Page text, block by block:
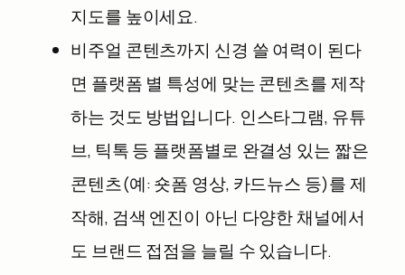
지도를 높이세요.
비주얼 콘텐츠까지 신경 쓸 여력이 된다
면 플랫폼 별 특성에 맞는 콘텐츠를 제작
하는 것도 방법입니다. 인스타그램, 유튜
브, 틱톡 등 플랫폼별로 완결성 있는 짧은
콘텐츠(예: 숏폼 영상, 카드뉴스 등)를 제
작해, 검색 엔진이 아닌 다양한 채널에서
도 브랜드 접점을 늘릴 수 있습니다.